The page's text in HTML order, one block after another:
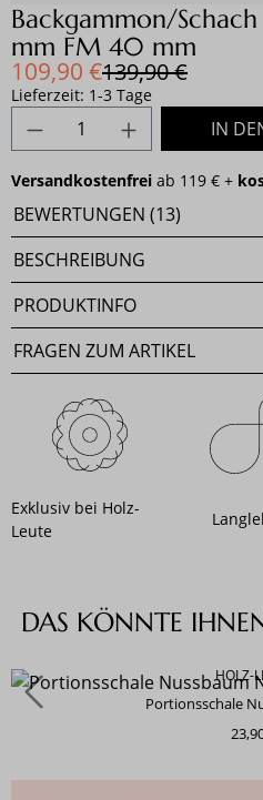
Backgammon/
mm FM 40 mm
Verkaufspreis:Regulärer Preis:
139,90 €
109,90 €
Lieferzeit: 1-3 Tage
Produkt Anzahl: Gib
IN
Versandkostenfrei ab 119 € +
BEWERTUNGEN (13)
BESCHREIBUNG
PRODUKTINFO
FRAGEN ZUM ARTIKEL
Exklusiv bei Holz-
Leute
Produktgalerie überspringen
DAS KÖNNTE
HOLZ-
Portionsschale